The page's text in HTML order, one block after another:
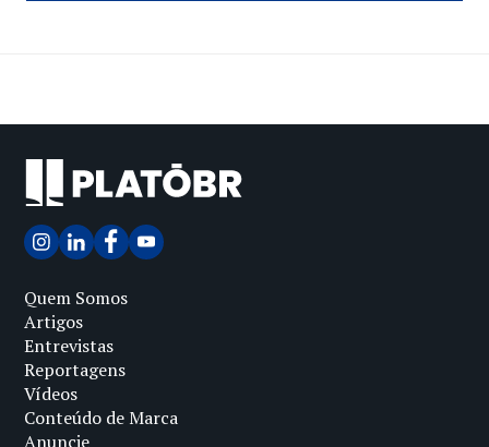
Quem Somos
Artigos
Entrevistas
Reportagens
Vídeos
Conteúdo de Marca
Anuncie